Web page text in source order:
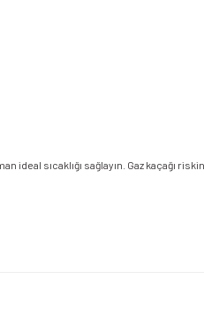
ideal sıcaklığı sağlayın. Gaz kaçağı